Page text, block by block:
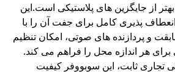
از جایگزین های پلاستیکی است.این
پذیری کامل برای جفت آن را با
و پردازنده های صوتی، امکان تنظیم
هر اندازه محل را فراهم می کند.
تجاری ثابت، این سوبووفر کیفیت